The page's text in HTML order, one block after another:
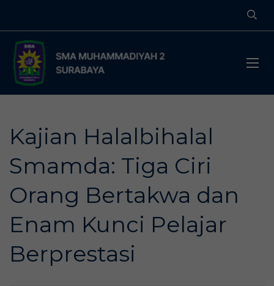
Kajian Halalbihalal
Smamda: Tiga Ciri
Orang Bertakwa dan
Enam Kunci Pelajar
Berprestasi